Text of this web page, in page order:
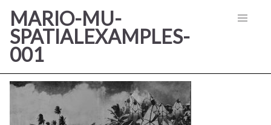
MARIO-MU-
SPATIALEXAMPLES-
001